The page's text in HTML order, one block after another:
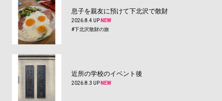
息子を親友に預けて下北沢で散財
2026.8.4 UP NEW
#下北沢散財の旅
近所の学校のイベント後
2026.8.3 UP NEW